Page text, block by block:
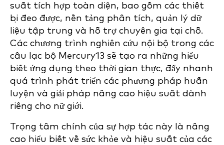
suất tích hợp toàn diện, bao gồm các thiết
bị đeo được, nền tảng phân tích, quản lý dữ
liệu tập trung và hỗ trợ chuyên gia tại chỗ.
Các chương trình nghiên cứu nội bộ trong các
câu lạc bộ Mercury13 sẽ tạo ra những hiểu
biết ứng dụng theo thời gian thực, đẩy nhanh
quá trình phát triển các phương pháp huấn
luyện và giải pháp nâng cao hiệu suất dành
riêng cho nữ giới.
Trọng tâm chính của sự hợp tác này là nâng
cao hiểu biết về sức khỏe và hiệu suất của các